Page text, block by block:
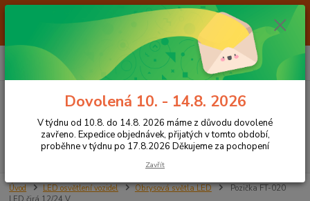
Od 7.8. do 14.8. 2026 máme z důvodu dovolené ZAVŘENO. Expedice
objednávek, přijatých v tomto období, proběhne v týdnu po 17.8.2026
Děkujeme za pochopení
CZK
Hledat
+420 605 283 713
za0,00 Kč
Úvod LED osvětlení vozidel Obrysová světla LED
Pozička FT-020
Dovolená 10. - 14.8. 2026
V týdnu od 10.8. do 14.8. 2026 máme z důvodu dovolené
zavřeno. Expedice objednávek, přijatých v tomto období,
proběhne v týdnu po 17.8.2026 Děkujeme za pochopení
Zavřít